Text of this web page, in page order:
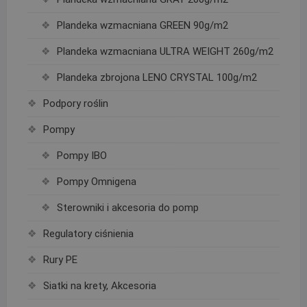
Plandeka wzmacniana GREEN 90g/m2
Plandeka wzmacniana ULTRA WEIGHT 260g/m2
Plandeka zbrojona LENO CRYSTAL 100g/m2
Podpory roślin
Pompy
Pompy IBO
Pompy Omnigena
Sterowniki i akcesoria do pomp
Regulatory ciśnienia
Rury PE
Siatki na krety, Akcesoria